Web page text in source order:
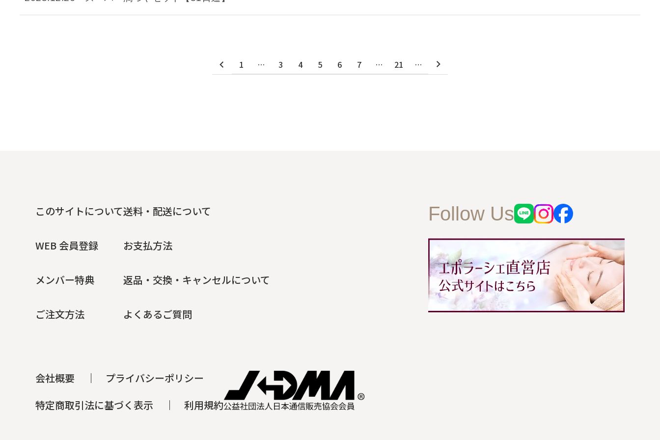
1 … 3 4 5 6 7 … 21 …
このサイトについて
WEB 会員登録
メンバー特典
ご注文方法
送料・配送について
お支払方法
返品・交換・キャンセルについて
よくあるご質問
Follow Us
会社概要
プライバシーポリシー
特定商取引法に基づく表示
利用規約